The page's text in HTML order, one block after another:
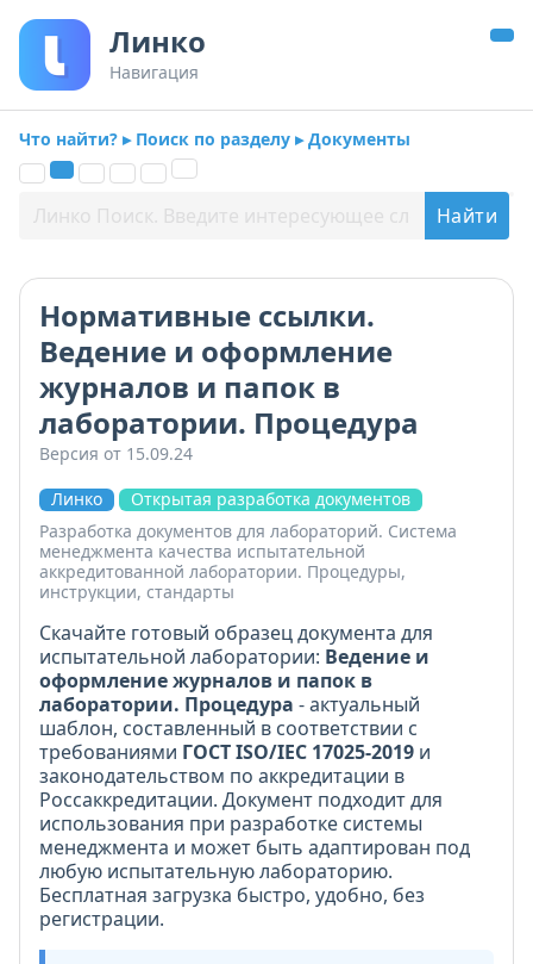
Линко
Навигация
Что найти? ▸ Поиск по разделу ▸ Документы
Нормативные ссылки.
Ведение и оформление
журналов и папок в
лаборатории. Процедура
Версия от 15.09.24
Линко
Открытая разработка документов
Разработка документов для лабораторий. Система
менеджмента качества испытательной
аккредитованной лаборатории. Процедуры,
инструкции, стандарты
Скачайте готовый образец документа для
испытательной лаборатории: Ведение и
оформление журналов и папок в
лаборатории. Процедура - актуальный
шаблон, составленный в соответствии с
требованиями ГОСТ ISO/IEC 17025-2019 и
законодательством по аккредитации в
Россаккредитации. Документ подходит для
использования при разработке системы
менеджмента и может быть адаптирован под
любую испытательную лабораторию.
Бесплатная загрузка быстро, удобно, без
регистрации.